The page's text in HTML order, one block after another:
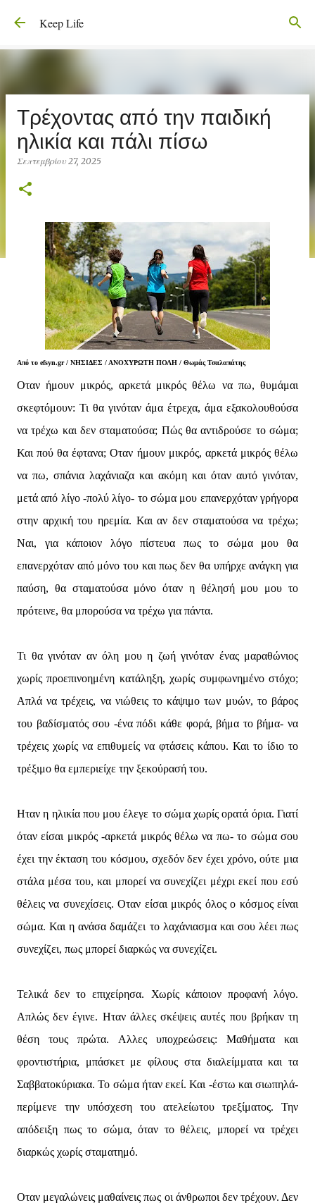
Μετάβαση στο κύριο περιεχόμενο
Keep Life
Τρέχοντας από την παιδική
ηλικία και πάλι πίσω
Σεπτεμβρίου 27, 2025
Από το efsyn.gr / ΝΗΣΙΔΕΣ / ΑΝΟΧΥΡΩΤΗ ΠΟΛΗ / Θωμάς Τσαλαπάτης
Οταν ήμουν μικρός, αρκετά μικρός θέλω να πω, θυμάμαι
σκεφτόμουν: Τι θα γινόταν άμα έτρεχα, άμα εξακολουθούσα
να τρέχω και δεν σταματούσα; Πώς θα αντιδρούσε το σώμα;
Και πού θα έφτανα; Οταν ήμουν μικρός, αρκετά μικρός θέλω
να πω, σπάνια λαχάνιαζα και ακόμη και όταν αυτό γινόταν,
μετά από λίγο -πολύ λίγο- το σώμα μου επανερχόταν γρήγορα
στην αρχική του ηρεμία. Και αν δεν σταματούσα να τρέχω;
Ναι, για κάποιον λόγο πίστευα πως το σώμα μου θα
επανερχόταν από μόνο του και πως δεν θα υπήρχε ανάγκη για
παύση, θα σταματούσα μόνο όταν η θέλησή μου μου το
πρότεινε, θα μπορούσα να τρέχω για πάντα.
Τι θα γινόταν αν όλη μου η ζωή γινόταν ένας μαραθώνιος
χωρίς προεπινοημένη κατάληξη, χωρίς συμφωνημένο στόχο;
Απλά να τρέχεις, να νιώθεις το κάψιμο των μυών, το βάρος
του βαδίσματός σου -ένα πόδι κάθε φορά, βήμα το βήμα- να
τρέχεις χωρίς να επιθυμείς να φτάσεις κάπου. Και το ίδιο το
τρέξιμο θα εμπεριείχε την ξεκούρασή του.
Ηταν η ηλικία που μου έλεγε το σώμα χωρίς ορατά όρια. Γιατί
όταν είσαι μικρός -αρκετά μικρός θέλω να πω- το σώμα σου
έχει την έκταση του κόσμου, σχεδόν δεν έχει χρόνο, ούτε μια
στάλα μέσα του, και μπορεί να συνεχίζει μέχρι εκεί που εσύ
θέλεις να συνεχίσεις. Οταν είσαι μικρός όλος ο κόσμος είναι
σώμα. Και η ανάσα δαμάζει το λαχάνιασμα και σου λέει πως
συνεχίζει, πως μπορεί διαρκώς να συνεχίζει.
Τελικά δεν το επιχείρησα. Χωρίς κάποιον προφανή λόγο.
Απλώς δεν έγινε. Ηταν άλλες σκέψεις αυτές που βρήκαν τη
θέση τους πρώτα. Αλλες υποχρεώσεις: Μαθήματα και
φροντιστήρια, μπάσκετ με φίλους στα διαλείμματα και τα
Σαββατοκύριακα. Το σώμα ήταν εκεί. Και -έστω και σιωπηλά-
περίμενε την υπόσχεση του ατελείωτου τρεξίματος. Την
απόδειξη πως το σώμα, όταν το θέλεις, μπορεί να τρέχει
διαρκώς χωρίς σταματημό.
Οταν μεγαλώνεις μαθαίνεις πως οι άνθρωποι δεν τρέχουν. Δεν